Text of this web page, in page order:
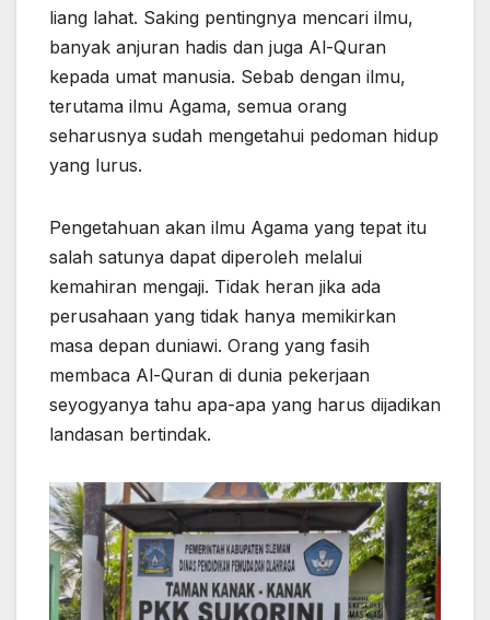
liang lahat. Saking pentingnya mencari ilmu,
banyak anjuran hadis dan juga Al-Quran
kepada umat manusia. Sebab dengan ilmu,
terutama ilmu Agama, semua orang
seharusnya sudah mengetahui pedoman hidup
yang lurus.
Pengetahuan akan ilmu Agama yang tepat itu
salah satunya dapat diperoleh melalui
kemahiran mengaji. Tidak heran jika ada
perusahaan yang tidak hanya memikirkan
masa depan duniawi. Orang yang fasih
membaca Al-Quran di dunia pekerjaan
seyogyanya tahu apa-apa yang harus dijadikan
landasan bertindak.